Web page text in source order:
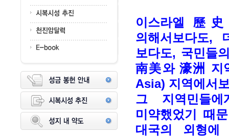
이스라엘 歷
의해서보다도,
보다도, 국민들
南美와 濠洲 지
Asia) 지역에서
그 지역민들
미약했었기 때
대국의 외형